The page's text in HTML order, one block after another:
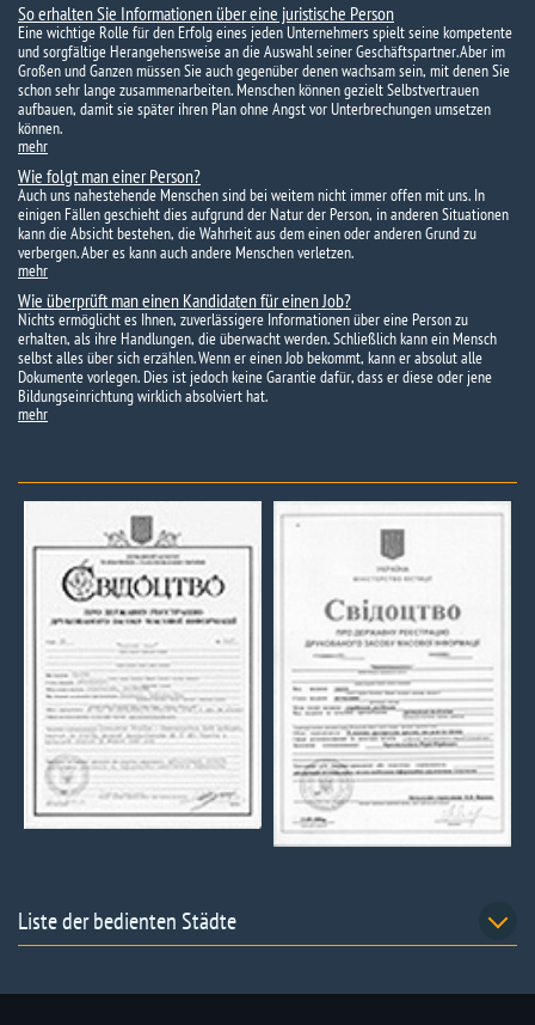
So erhalten Sie Informationen über eine juristische Person
Eine wichtige Rolle für den Erfolg eines jeden Unternehmers spielt seine kompetente
und sorgfältige Herangehensweise an die Auswahl seiner Geschäftspartner. Aber im
Großen und Ganzen müssen Sie auch gegenüber denen wachsam sein, mit denen Sie
schon sehr lange zusammenarbeiten. Menschen können gezielt Selbstvertrauen
aufbauen, damit sie später ihren Plan ohne Angst vor Unterbrechungen umsetzen
können.
mehr
Wie folgt man einer Person?
Auch uns nahestehende Menschen sind bei weitem nicht immer offen mit uns. In
einigen Fällen geschieht dies aufgrund der Natur der Person, in anderen Situationen
kann die Absicht bestehen, die Wahrheit aus dem einen oder anderen Grund zu
verbergen. Aber es kann auch andere Menschen verletzen.
mehr
Wie überprüft man einen Kandidaten für einen Job?
Nichts ermöglicht es Ihnen, zuverlässigere Informationen über eine Person zu
erhalten, als ihre Handlungen, die überwacht werden. Schließlich kann ein Mensch
selbst alles über sich erzählen. Wenn er einen Job bekommt, kann er absolut alle
Dokumente vorlegen. Dies ist jedoch keine Garantie dafür, dass er diese oder jene
Bildungseinrichtung wirklich absolviert hat.
mehr
Liste der bedienten Städte